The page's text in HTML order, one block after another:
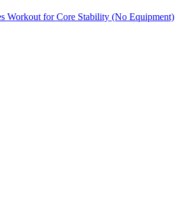
Workout for Core Stability (No Equipment)